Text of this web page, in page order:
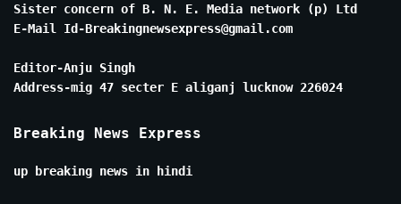
Sister concern of B. N. E. Media network (p) Ltd
E-Mail Id-Breakingnewsexpress@gmail.com
Editor-Anju Singh
Address-mig 47 secter E aliganj lucknow 226024
Breaking News Express
up breaking news in hindi